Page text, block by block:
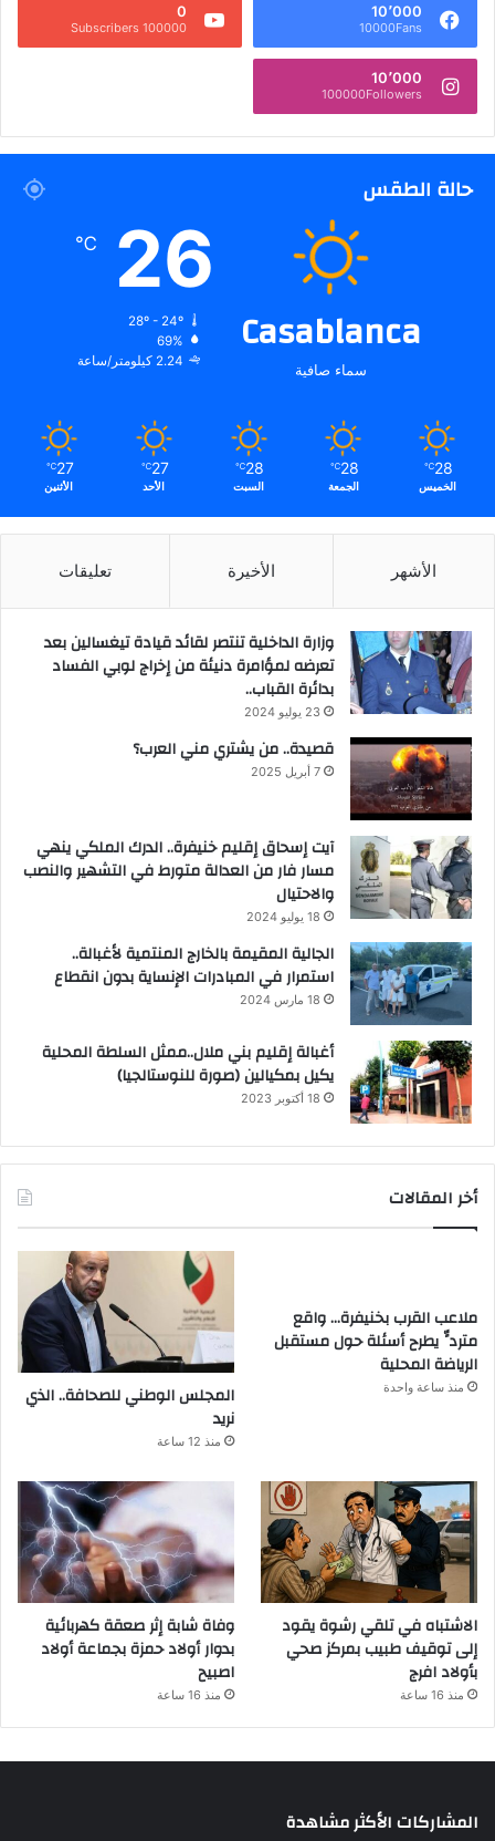
10٬000
10000Fans
0
100000 Subscribers
10٬000
100000Followers
حالة الطقس
Casablanca
سماء صافية
26
℃
28º - 24º
69%
2.24 كيلومتر/ساعة
28
℃
الخميس
28
℃
الجمعة
28
℃
السبت
27
℃
الأحد
27
℃
الأثنين
الأشهر الأخيرة تعليقات
وزارة الداخلية تنتصر لقائد قيادة تيغسالين بعد
تعرضه لمؤامرة دنيئة من إخراج لوبي الفساد
بدائرة القباب..
23 يوليو 2024
قصيدة.. من يشتري مني العرب؟
7 أبريل 2025
آيت إسحاق إقليم خنيفرة.. الدرك الملكي ينهي
مسار فار من العدالة متورط في التشهير والنصب
والاحتيال
18 يوليو 2024
الجالية المقيمة بالخارج المنتمية لأغبالة..
استمرار في المبادرات الإنساية بدون انقطاع
18 مارس 2024
أغبالة إقليم بني ملال..ممثل السلطة المحلية
يكيل بمكيالين (صورة للنوستالجيا)
18 أكتوبر 2023
أخر المقالات
ملاعب القرب بخنيفرة… واقع
متردٍّ يطرح أسئلة حول مستقبل
الرياضة المحلية
منذ ساعة واحدة
المجلس الوطني للصحافة.. الذي
نريد
منذ 12 ساعة
الاشتباه في تلقي رشوة يقود
إلى توقيف طبيب بمركز صحي
بأولاد افرج
منذ 16 ساعة
وفاة شابة إثر صعقة كهربائية
بدوار أولاد حمزة بجماعة أولاد
اصبيح
منذ 16 ساعة
المشاركات الأكثر مشاهدة